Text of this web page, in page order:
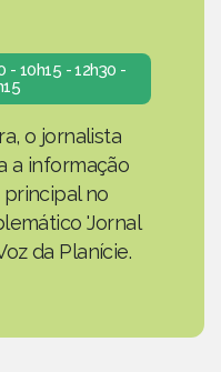
- 10h15 - 12h30 -
o jornalista
a informação
no
'Jornal
da Planície.